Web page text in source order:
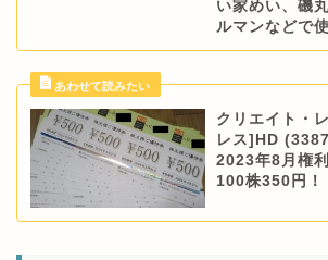
い家めい、磯
ルマンなどで
クリエイト・
レス]HD
2023年8月権
100株350円！